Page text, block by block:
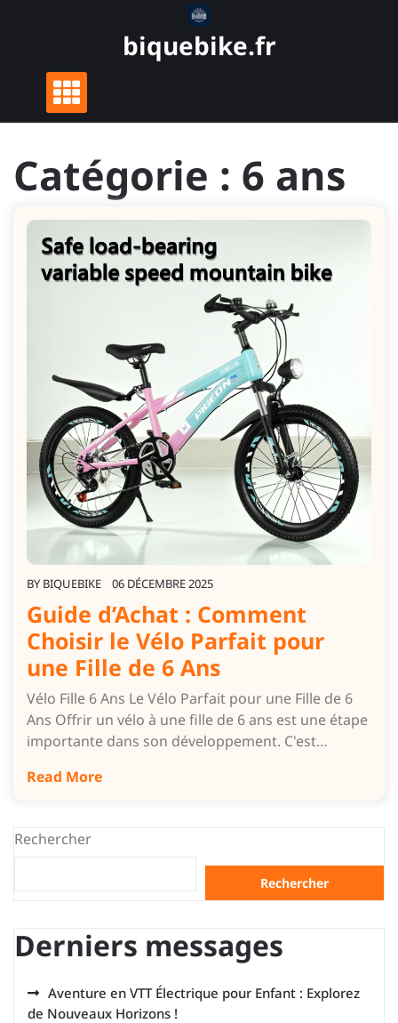
biquebike.fr
Catégorie : 6 ans
BY BIQUEBIKE 06 DÉCEMBRE 2025
Guide d’Achat : Comment
Choisir le Vélo Parfait pour
une Fille de 6 Ans
Vélo Fille 6 Ans Le Vélo Parfait pour une Fille de 6
Ans Offrir un vélo à une fille de 6 ans est une étape
importante dans son développement. C'est…
Read More
Rechercher
Rechercher
Derniers messages
Aventure en VTT Électrique pour Enfant : Explorez
de Nouveaux Horizons !